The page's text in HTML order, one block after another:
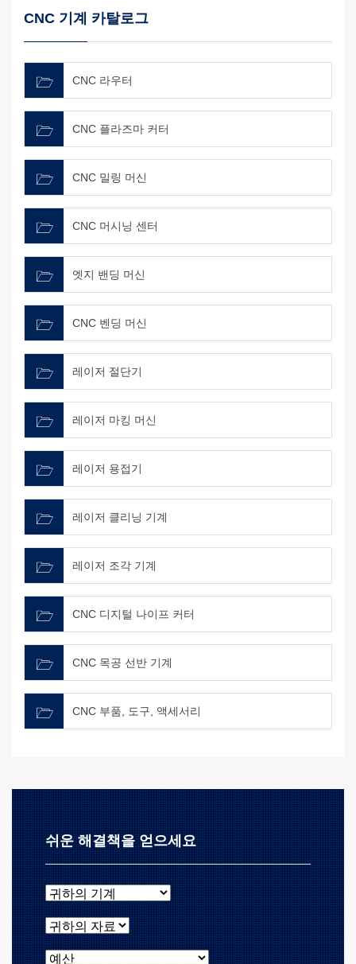
CNC 기계 카탈로그
CNC 라우터
CNC 플라즈마 커터
CNC 밀링 머신
CNC 머시닝 센터
엣지 밴딩 머신
CNC 벤딩 머신
레이저 절단기
레이저 마킹 머신
레이저 용접기
레이저 클리닝 기계
레이저 조각 기계
CNC 디지털 나이프 커터
CNC 목공 선반 기계
CNC 부품, 도구, 액세서리
쉬운 해결책을 얻으세요
귀하의 기계
귀하의 자료
예산